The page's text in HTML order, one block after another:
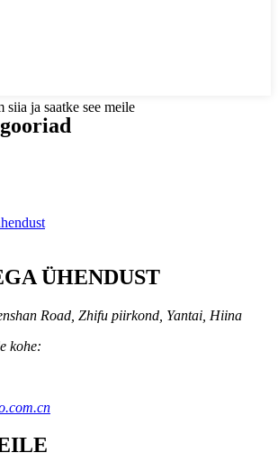
ja saatke see meile
ÜHENDUST
Road, Zhifu piirkond, Yantai, Hiina
kohe: